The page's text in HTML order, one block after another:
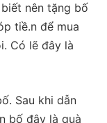
nên tặng bố
tiề.n để mua
Có lẽ đây là
Sau khi dẫn
bố đây là quà